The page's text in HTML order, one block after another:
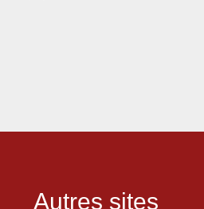
Autres sites